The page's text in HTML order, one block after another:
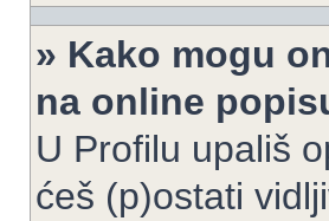
» Kako mogu
na online
U Profilu upališ
ćeš (p)ostati